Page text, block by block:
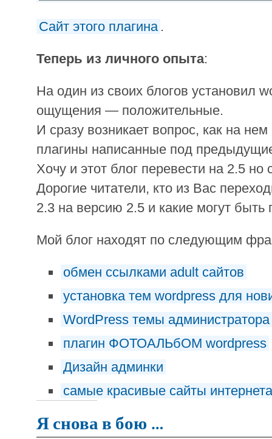
Сайт этого плагина .
Теперь из личного опыта:
На один из своих блогов установил
ощущения — положительные.
И сразу возникает вопрос, как на нем
плагины написанные под
Хочу и этот блог перевести на 2.5
Дорогие читатели, кто из Вас
2.3 на версию 2.5 и какие могут
Мой блог находят по следующим
обмен ссылками adult сайтов
установка тем wordpress для
WordPress темы администратора
плагин ФОТОАЛЬбОМ wordpress
Дизайн админки
самые красивые сайты интернета
Я снова в бою …